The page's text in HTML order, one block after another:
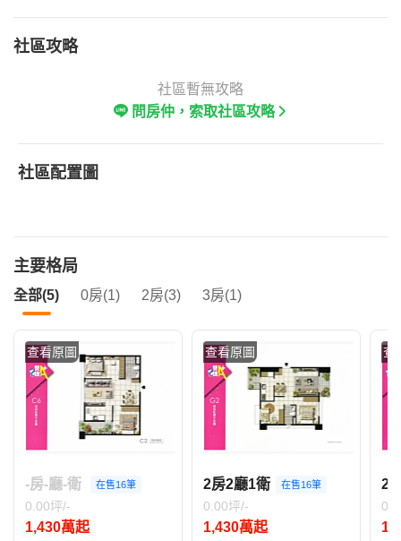
社區攻略
社區暫無攻略
問房仲，索取社區攻略
社區配置圖
主要格局
全部(5) 0房(1) 2房(3) 3房(1)
查看原圖
-房-廳-衛 在售16筆
0.00坪/-
1,430萬起
查看原圖
2房2廳1衛 在售16筆
0.00坪/-
1,430萬起
查
2